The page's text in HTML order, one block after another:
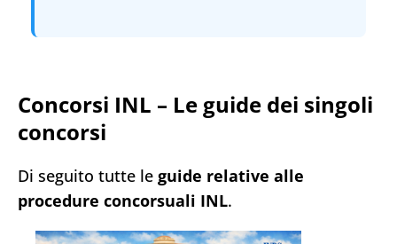
Concorsi INL – Le guide dei singoli
concorsi
Di seguito tutte le guide relative alle
procedure concorsuali INL.